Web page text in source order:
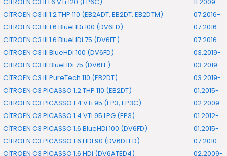
CİTROEN C3 III 1.2 THP 110 (EB2ADT, EB2DT, EB2DTM)
07.2016-
CİTROEN C3 III 1.6 BlueHDi 100 (DV6FD)
07.2016-
CİTROEN C3 III 1.6 BlueHDi 75 (DV6FE)
07.2016-
CİTROEN C3 III BlueHDi 100 (DV6FD)
03.2019-
CİTROEN C3 III BlueHDi 75 (DV6FE)
03.2019-
CİTROEN C3 III PureTech 110 (EB2DT)
03.2019-
CİTROEN C3 PICASSO 1.2 THP 110 (EB2DT)
01.2015-
CİTROEN C3 PICASSO 1.4 VTi 95 (EP3, EP3C)
02.2009-
CİTROEN C3 PICASSO 1.4 VTi 95 LPG (EP3)
01.2012-
CİTROEN C3 PICASSO 1.6 BlueHDi 100 (DV6FD)
01.2015-
CİTROEN C3 PICASSO 1.6 HDI 90 (DV6DTED)
07.2010-
CİTROEN C3 PICASSO 1.6 HDi (DV6ATED4)
02.2009-